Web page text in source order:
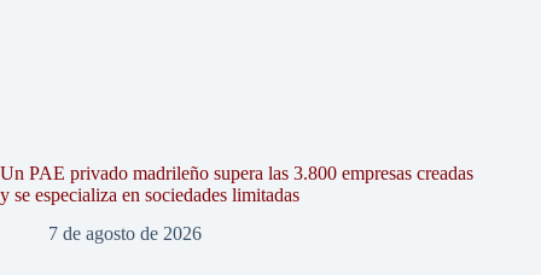
Un PAE privado madrileño supera las 3.800 empresas creadas
y se especializa en sociedades limitadas
7 de agosto de 2026